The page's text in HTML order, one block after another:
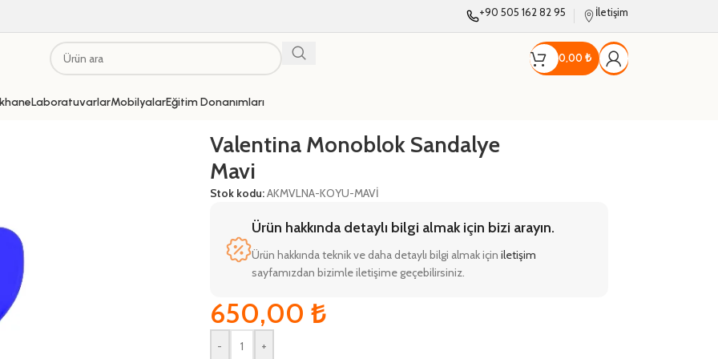
+90 505 162 82 95 İletişim
0,00 ₺
LaboratuvarlarMobilyalarEğitim Donanımları
Valentina Monoblok Sandalye Mavi
Valentina Monoblok Sandalye
Mavi
Stok kodu:AKMVLNA-KOYU-MAVİ
Ürün hakkında detaylı bilgi almak için bizi arayın.
Ürün hakkında teknik ve daha detaylı bilgi almak için iletişim
sayfamızdan bizimle iletişime geçebilirsiniz.
650,00 ₺
- +